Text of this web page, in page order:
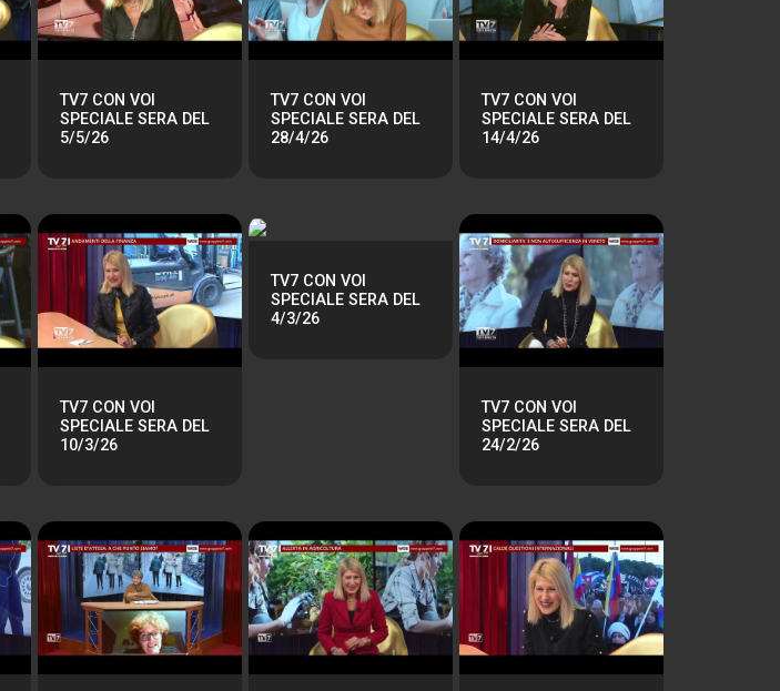
TV7 CON VOI
SPECIALE SERA DEL
5/5/26
TV7 CON VOI
SPECIALE SERA DEL
28/4/26
TV7 CON VOI
SPECIALE SERA DEL
14/4/26
TV7 CON VOI
SPECIALE SERA DEL
10/3/26
TV7 CON VOI
SPECIALE SERA DEL
4/3/26
TV7 CON VOI
SPECIALE SERA DEL
24/2/26